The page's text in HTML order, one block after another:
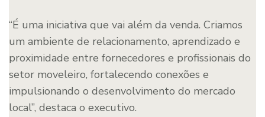
“É uma iniciativa que vai além da venda. Criamos
um ambiente de relacionamento, aprendizado e
proximidade entre fornecedores e profissionais do
setor moveleiro, fortalecendo conexões e
impulsionando o desenvolvimento do mercado
local”, destaca o executivo.